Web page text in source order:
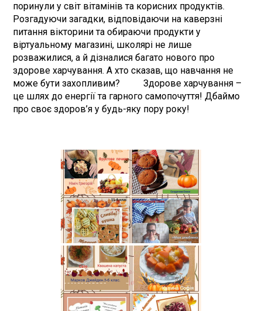
поринули у світ вітамінів та корисних продуктів.
Розгадуючи загадки, відповідаючи на каверзні
питання вікторини та обираючи продукти у
віртуальному магазині, школярі не лише
розважилися, а й дізналися багато нового про
здорове харчування. А хто сказав, що навчання не
може бути захопливим? Здорове харчування –
це шлях до енергії та гарного самопочуття! Дбаймо
про своє здоров’я у будь-яку пору року!